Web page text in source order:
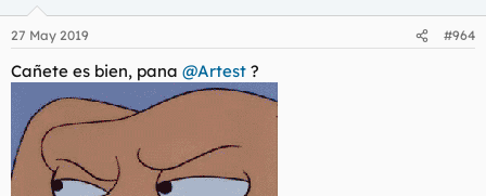
e
:
27 May 2019 #964
Cañete es bien, pana @Artest ?